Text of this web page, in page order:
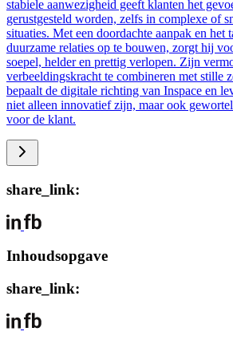
stabiele aanwezigheid geeft klanten het
gerustgesteld worden, zelfs in complexe of
situaties. Met een doordachte aanpak en het
duurzame relaties op te bouwen, zorgt hij
soepel, helder en prettig verlopen. Zijn
verbeeldingskracht te combineren met stille
bepaalt de digitale richting van Inspace en
niet alleen innovatief zijn, maar ook
voor de klant.
share_link:
Inhoudsopgave
share_link: